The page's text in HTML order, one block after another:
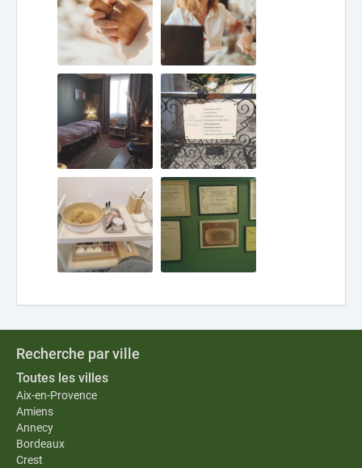
Recherche par ville
Toutes les villes
Aix-en-Provence
Amiens
Annecy
Bordeaux
Crest